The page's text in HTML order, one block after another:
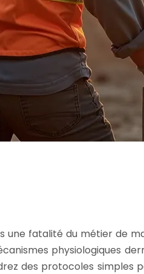
une fatalité du métier de
physiologiques
des protocoles